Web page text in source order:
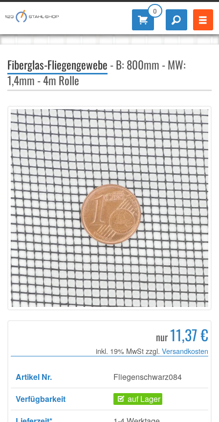
0
Fiberglas-Fliegengewebe - B: 800mm - MW:
1,4mm - 4m Rolle
nur11,37 €
inkl. 19% MwSt zzgl. Versandkosten
Artikel Nr.
Fliegenschwarz084
Verfügbarkeit
auf Lager